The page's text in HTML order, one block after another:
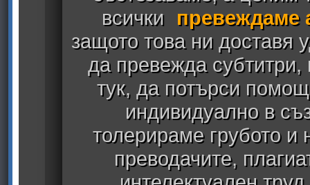
всички
превеждаме
защото това ни доставя
да превежда
тук, да потърси
индивидуално в
толерираме грубото
преводачите,